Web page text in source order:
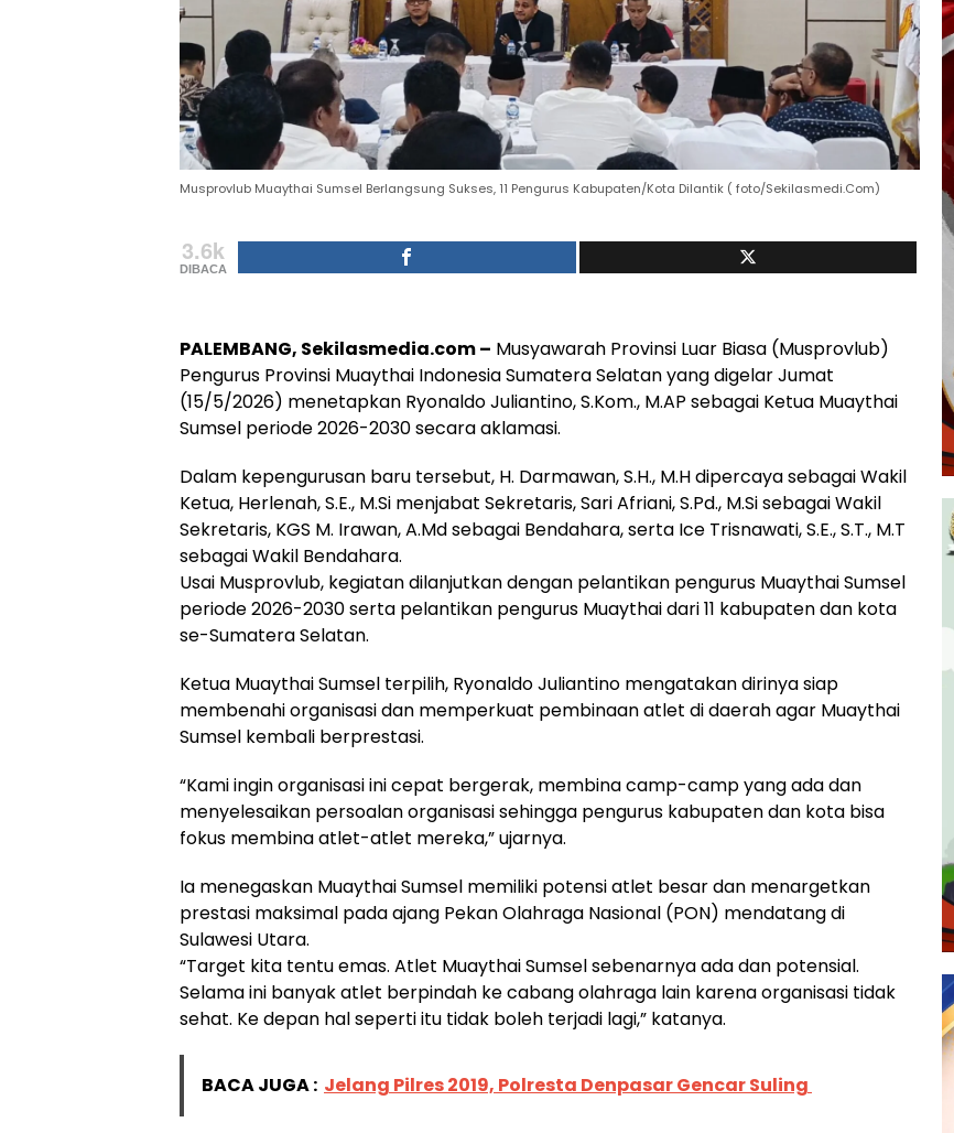
Musprovlub Muaythai Sumsel Berlangsung Sukses, 11 Pengurus Kabupaten/Kota Dilantik ( foto/Sekilasmedi.Com)
3.6k
DIBACA
PALEMBANG, Sekilasmedia.com – Musyawarah Provinsi Luar Biasa (Musprovlub)
Pengurus Provinsi Muaythai Indonesia Sumatera Selatan yang digelar Jumat
(15/5/2026) menetapkan Ryonaldo Juliantino, S.Kom., M.AP sebagai Ketua Muaythai
Sumsel periode 2026-2030 secara aklamasi.
Dalam kepengurusan baru tersebut, H. Darmawan, S.H., M.H dipercaya sebagai Wakil
Ketua, Herlenah, S.E., M.Si menjabat Sekretaris, Sari Afriani, S.Pd., M.Si sebagai Wakil
Sekretaris, KGS M. Irawan, A.Md sebagai Bendahara, serta Ice Trisnawati, S.E., S.T., M.T
sebagai Wakil Bendahara.
Usai Musprovlub, kegiatan dilanjutkan dengan pelantikan pengurus Muaythai Sumsel
periode 2026-2030 serta pelantikan pengurus Muaythai dari 11 kabupaten dan kota
se-Sumatera Selatan.
Ketua Muaythai Sumsel terpilih, Ryonaldo Juliantino mengatakan dirinya siap
membenahi organisasi dan memperkuat pembinaan atlet di daerah agar Muaythai
Sumsel kembali berprestasi.
“Kami ingin organisasi ini cepat bergerak, membina camp-camp yang ada dan
menyelesaikan persoalan organisasi sehingga pengurus kabupaten dan kota bisa
fokus membina atlet-atlet mereka,” ujarnya.
Ia menegaskan Muaythai Sumsel memiliki potensi atlet besar dan menargetkan
prestasi maksimal pada ajang Pekan Olahraga Nasional (PON) mendatang di
Sulawesi Utara.
“Target kita tentu emas. Atlet Muaythai Sumsel sebenarnya ada dan potensial.
Selama ini banyak atlet berpindah ke cabang olahraga lain karena organisasi tidak
sehat. Ke depan hal seperti itu tidak boleh terjadi lagi,” katanya.
BACA JUGA : Jelang Pilres 2019, Polresta Denpasar Gencar Suling